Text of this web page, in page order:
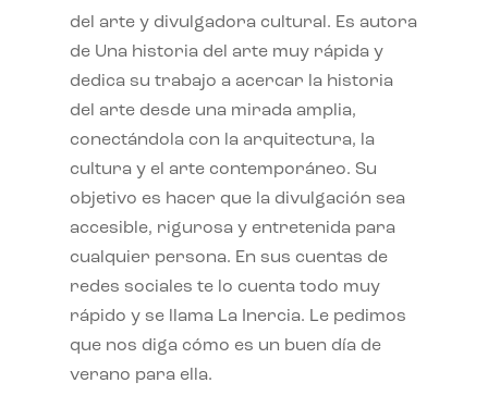
del arte y divulgadora cultural. Es autora
de Una historia del arte muy rápida y
dedica su trabajo a acercar la historia
del arte desde una mirada amplia,
conectándola con la arquitectura, la
cultura y el arte contemporáneo. Su
objetivo es hacer que la divulgación sea
accesible, rigurosa y entretenida para
cualquier persona. En sus cuentas de
redes sociales te lo cuenta todo muy
rápido y se llama La Inercia. Le pedimos
que nos diga cómo es un buen día de
verano para ella.